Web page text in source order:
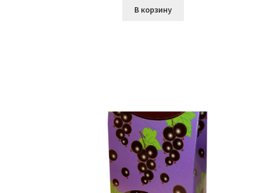
В корзину